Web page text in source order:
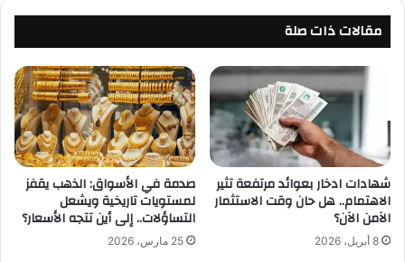
مقالات ذات صلة
شهادات ادخار بعوائد مرتفعة تثير
الاهتمام.. هل حان وقت الاستثمار
الآمن الآن؟
8 أبريل، 2026
صدمة في الأسواق: الذهب يقفز
لمستويات تاريخية ويشعل
التساؤلات.. إلى أين تتجه الأسعار؟
25 مارس، 2026